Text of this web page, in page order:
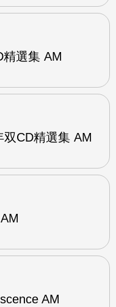
選集 AM
双CD精選集 AM
AM